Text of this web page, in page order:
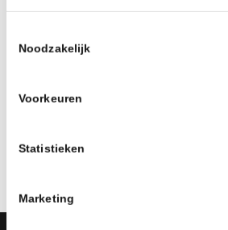
Noodzakelijk
Voorkeuren
Statistieken
Marketing